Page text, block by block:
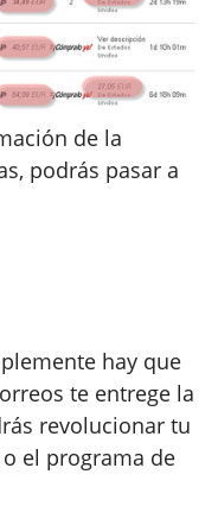
de la
podrás pasar a
hay que
te entrege la
revolucionar tu
el programa de